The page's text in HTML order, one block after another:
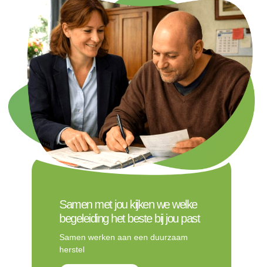
Samen met jou kijken we welke
begeleiding het beste bij jou past
Samen werken aan een duurzaam
herstel